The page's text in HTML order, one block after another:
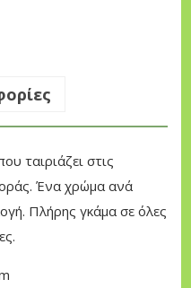
ταιριάζει στις
Ένα χρώμα ανά
Πλήρης γκάμα σε όλες